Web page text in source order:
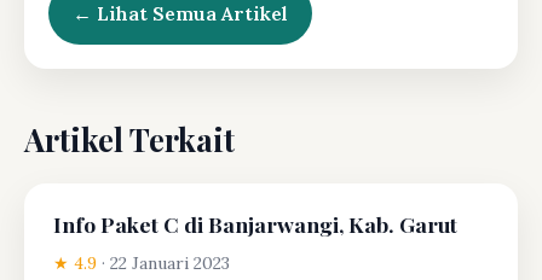
← Lihat Semua Artikel
Artikel Terkait
Info Paket C di Banjarwangi, Kab. Garut
★ 4.9 · 22 Januari 2023